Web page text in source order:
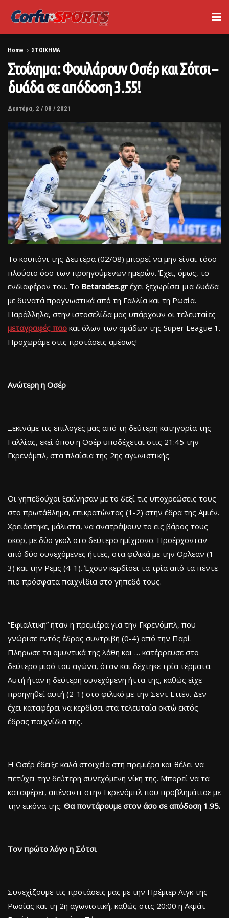
Home ΣΤΟΙΧΗΜΑ
Στοίχημα: Φουλάρουν Οσέρ και Σότσι –
δυάδα σε απόδοση 3.55!
Δευτέρα, 2 / 08 / 2021
Το κουπόνι της Δευτέρα (02/08) μπορεί να μην είναι τόσο
πλούσιο όσο των προηγούμενων ημερών. Έχει, όμως, το
ενδιαφέρον του. Το Betarades.gr έχει ξεχωρίσει μια δυάδα
με δυνατά προγνωστικά από τη Γαλλία και τη Ρωσία.
Παράλληλα, στην ιστοσελίδα μας υπάρχουν οι τελευταίες
μεταγραφές παο και όλων των ομάδων της Super League 1.
Προχωράμε στις προτάσεις αμέσως!
Ανώτερη η Οσέρ
Ξεκινάμε τις επιλογές μας από τη δεύτερη κατηγορία της
Γαλλίας, εκεί όπου η Οσέρ υποδέχεται στις 21:45 την
Γκρενόμπλ, στα πλαίσια της 2ης αγωνιστικής.
Οι γηπεδούχοι ξεκίνησαν με το δεξί τις υποχρεώσεις τους
στο πρωτάθλημα, επικρατώντας (1-2) στην έδρα της Αμιέν.
Χρειάστηκε, μάλιστα, να ανατρέψουν το εις βάρος τους
σκορ, με δύο γκολ στο δεύτερο ημίχρονο. Προέρχονταν
από δύο συνεχόμενες ήττες, στα φιλικά με την Ορλεαν (1-
3) και την Ρεμς (4-1). Έχουν κερδίσει τα τρία από τα πέντε
πιο πρόσφατα παιχνίδια στο γήπεδό τους.
“Εφιαλτική” ήταν η πρεμιέρα για την Γκρενόμπλ, που
γνώρισε εντός έδρας συντριβή (0-4) από την Παρί.
Πλήρωσε τα αμυντικά της λάθη και … κατέρρευσε στο
δεύτερο μισό του αγώνα, όταν και δέχτηκε τρία τέρματα.
Αυτή ήταν η δεύτερη συνεχόμενη ήττα της, καθώς είχε
προηγηθεί αυτή (2-1) στο φιλικό με την Σεντ Ετιέν. Δεν
έχει καταφέρει να κερδίσει στα τελευταία οκτώ εκτός
έδρας παιχνίδια της.
Η Οσέρ έδειξε καλά στοιχεία στη πρεμιέρα και θέλει να
πετύχει την δεύτερη συνεχόμενη νίκη της. Μπορεί να τα
καταφέρει, απέναντι στην Γκρενόμπλ που προβλημάτισε με
την εικόνα της. Θα ποντάρουμε στον άσο σε απόδοση 1.95.
Τον πρώτο λόγο η Σότσι
Συνεχίζουμε τις προτάσεις μας με την Πρέμιερ Λιγκ της
Ρωσίας και τη 2η αγωνιστική, καθώς στις 20:00 η Ακμάτ